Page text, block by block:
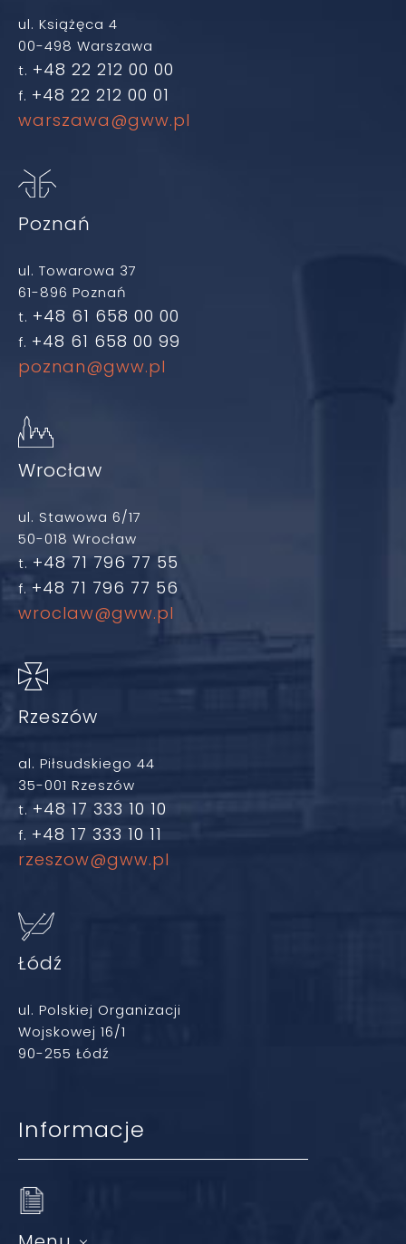
ul. Książęca 4
00-498 Warszawa
t. +48 22 212 00 00
f. +48 22 212 00 01
warszawa@gww.pl
Poznań
ul. Towarowa 37
61-896 Poznań
t. +48 61 658 00 00
f. +48 61 658 00 99
poznan@gww.pl
Wrocław
ul. Stawowa 6/17
50-018 Wrocław
t. +48 71 796 77 55
f. +48 71 796 77 56
wroclaw@gww.pl
Rzeszów
al. Piłsudskiego 44
35-001 Rzeszów
t. +48 17 333 10 10
f. +48 17 333 10 11
rzeszow@gww.pl
Łódź
ul. Polskiej Organizacji
Wojskowej 16/1
90-255 Łódź
Informacje